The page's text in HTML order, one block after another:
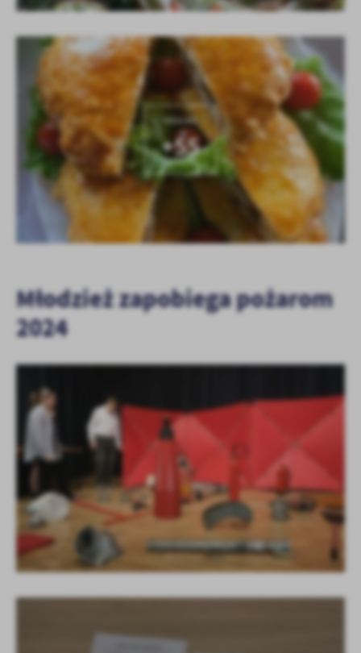
KOLEJNE
+55
Młodzież zapobiega pożarom
2024